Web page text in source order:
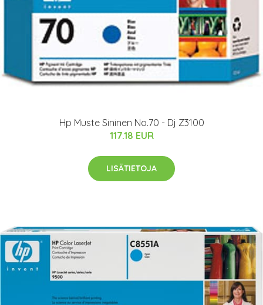
Hp Muste Sininen No.70 - Dj Z3100
117.18 EUR
LISÄTIETOJA